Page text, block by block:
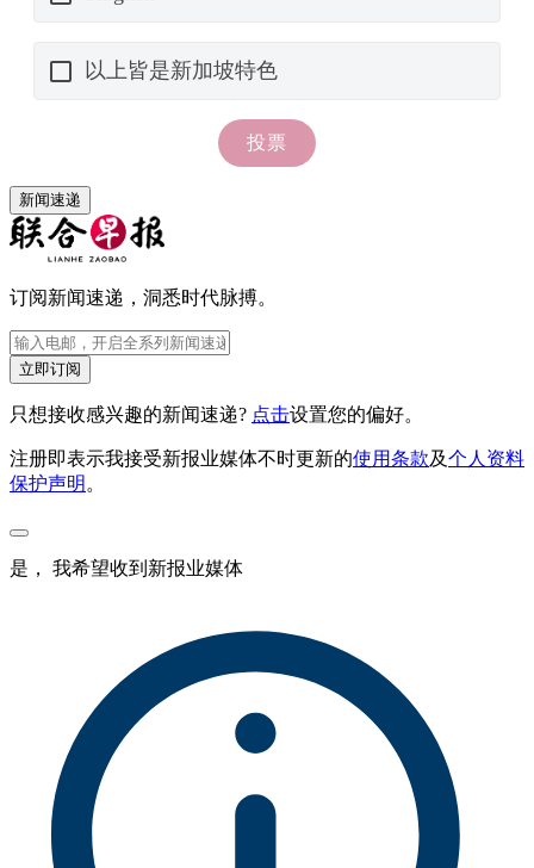
新闻速递
订阅新闻速递，洞悉时代脉搏。
立即订阅
只想接收感兴趣的新闻速递? 点击设置您的偏好。
注册即表示我接受新报业媒体不时更新的使用条款及个人资料
保护声明 。
是， 我希望收到新报业媒体